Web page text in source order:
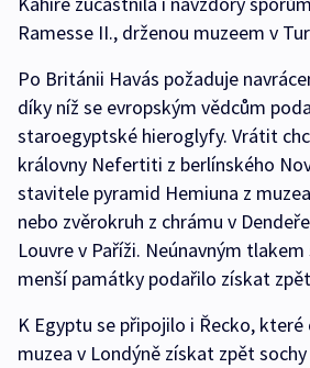
Ramesse II., drženou muzeem v
Po Británii Havás požaduje
díky níž se evropským vědcům
staroegyptské hieroglyfy. Vrátit
královny Nefertiti z berlínského
stavitele pyramid Hemiuna z
nebo zvěrokruh z chrámu v
Louvre v Paříži. Neúnavným
menší památky podařilo získat
K Egyptu se připojilo i Řecko,
muzea v Londýně získat zpět